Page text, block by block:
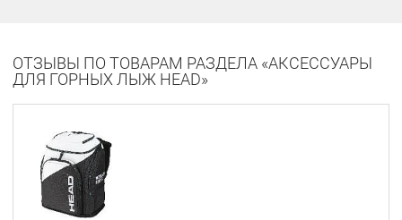
ОТЗЫВЫ ПО ТОВАРАМ РАЗДЕЛА «АКСЕССУАРЫ
ДЛЯ ГОРНЫХ ЛЫЖ HEAD»